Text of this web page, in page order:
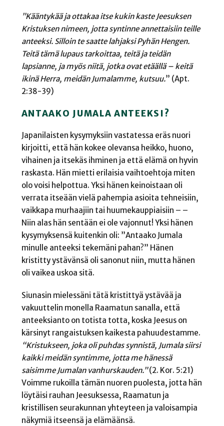
”Kääntykää ja ottakaa itse kukin kaste Jeesuksen
Kristuksen nimeen, jotta syntinne annettaisiin teille
anteeksi. Silloin te saatte lahjaksi Pyhän Hengen.
Teitä tämä lupaus tarkoittaa, teitä ja teidän
lapsianne, ja myös niitä, jotka ovat etäällä – keitä
ikinä Herra, meidän Jumalamme, kutsuu.” (Apt.
2:38-39)
ANTAAKO JUMALA ANTEEKSI?
Japanilaisten kysymyksiin vastatessa eräs nuori
kirjoitti, että hän kokee olevansa heikko, huono,
vihainen ja itsekäs ihminen ja että elämä on hyvin
raskasta. Hän mietti erilaisia vaihtoehtoja miten
olo voisi helpottua. Yksi hänen keinoistaan oli
verrata itseään vielä pahempia asioita tehneisiin,
vaikkapa murhaajiin tai huumekauppiaisiin – –
Niin alas hän sentään ei ole vajonnut! Yksi hänen
kysymyksensä kuitenkin oli: ”Antaako Jumala
minulle anteeksi tekemäni pahan?” Hänen
kristitty ystävänsä oli sanonut niin, mutta hänen
oli vaikea uskoa sitä.
Siunasin mielessäni tätä kristittyä ystävää ja
vakuuttelin monella Raamatun sanalla, että
anteeksianto on totista totta, koska Jeesus on
kärsinyt rangaistuksen kaikesta pahuudestamme.
“Kristukseen, joka oli puhdas synnistä, Jumala siirsi
kaikki meidän syntimme, jotta me hänessä
saisimme Jumalan vanhurskauden.”(2. Kor. 5:21)
Voimme rukoilla tämän nuoren puolesta, jotta hän
löytäisi rauhan Jeesuksessa, Raamatun ja
kristillisen seurakunnan yhteyteen ja valoisampia
näkymiä itseensä ja elämäänsä.